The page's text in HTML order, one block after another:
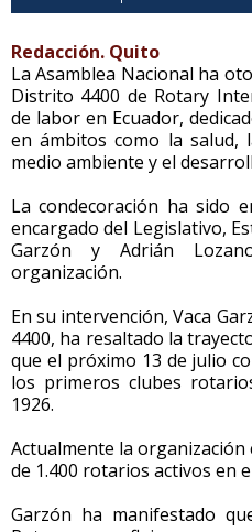
Redacción. Quito
La Asamblea Nacional ha
Distrito 4400 de Rotary
de labor en Ecuador,
en ámbitos como la salud,
medio ambiente y el
La condecoración ha sido
encargado del Legislativo,
Garzón y Adrián
organización.
En su intervención, Vaca
4400, ha resaltado la
que el próximo 13 de julio
los primeros clubes
1926.
Actualmente la organización
de 1.400 rotarios activos en
Garzón ha manifestado